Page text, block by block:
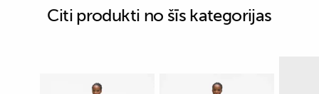
Citi produkti no šīs kategorijas